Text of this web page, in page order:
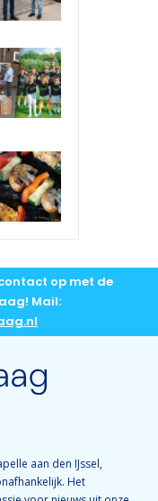
op met de
Mail:
aan den IJssel,
Het